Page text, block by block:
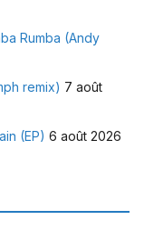
Rumba (Andy
remix) 7 août
(EP) 6 août 2026